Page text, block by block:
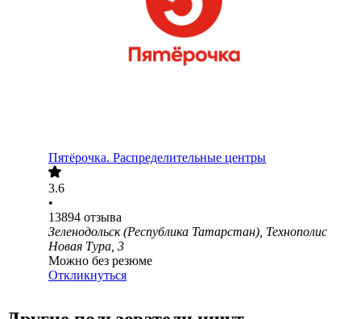
Пятёрочка. Распределительные центры
3.6
•
13894 отзыва
Зеленодольск (Республика Татарстан), Технополис
Новая Тура, 3
Можно без резюме
Откликнуться